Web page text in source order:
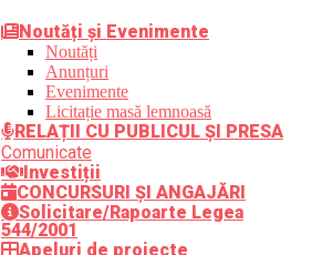
Noutăți și Evenimente
Noutăți
Anunțuri
Evenimente
Licitație masă lemnoasă
RELAȚII CU PUBLICUL ȘI PRESA
Comunicate
Investiții
CONCURSURI ȘI ANGAJĂRI
Solicitare/Rapoarte Legea
544/2001
Apeluri de proiecte